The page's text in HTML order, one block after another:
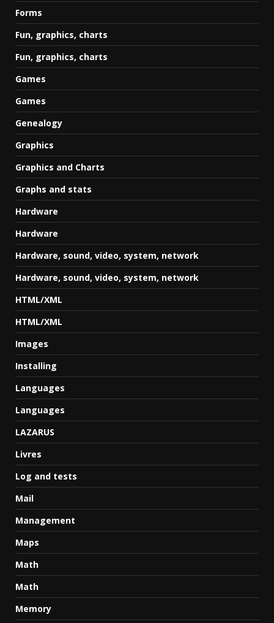
Forms
Fun, graphics, charts
Fun, graphics, charts
Games
Games
Genealogy
Graphics
Graphics and Charts
Graphs and stats
Hardware
Hardware
Hardware, sound, video, system, network
Hardware, sound, video, system, network
HTML/XML
HTML/XML
Images
Installing
Languages
Languages
LAZARUS
Livres
Log and tests
Mail
Management
Maps
Math
Math
Memory